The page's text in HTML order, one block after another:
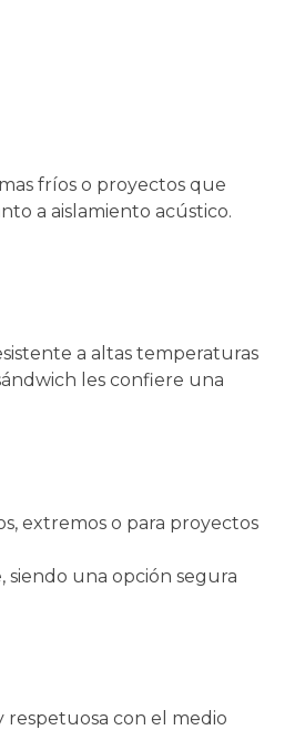
fríos o proyectos que
a aislamiento acústico.
a altas temperaturas
les confiere una
extremos o para proyectos
siendo una opción segura
respetuosa con el medio